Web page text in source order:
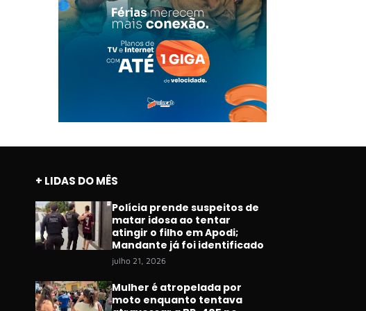
+ LIDAS DO MÊS
Polícia prende suspeitos de
matar idosa ao tentar
atingir o filho em Apodi;
Mandante já foi identificado
julho 21, 2026
Mulher é atropelada por
moto enquanto tentava